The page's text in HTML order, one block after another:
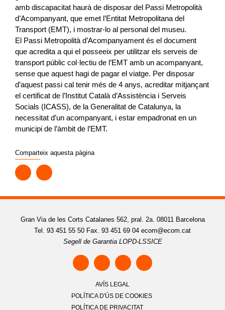
amb discapacitat haurà de disposar del Passi Metropolità
d’Acompanyant, que emet l’Entitat Metropolitana del
Transport (EMT), i mostrar-lo al personal del museu.
El Passi Metropolità d’Acompanyament és el document
que acredita a qui el posseeix per utilitzar els serveis de
transport públic col·lectiu de l’EMT amb un acompanyant,
sense que aquest hagi de pagar el viatge. Per disposar
d’aquest passi cal tenir més de 4 anys, acreditar mitjançant
el certificat de l’Institut Català d’Assistència i Serveis
Socials (ICASS), de la Generalitat de Catalunya, la
necessitat d’un acompanyant, i estar empadronat en un
municipi de l’àmbit de l’EMT.
Comparteix aquesta pàgina
Gran Via de les Corts Catalanes 562, pral. 2a. 08011 Barcelona
Tel. 93 451 55 50 Fax. 93 451 69 04 ecom@ecom.cat
Segell de Garantia LOPD-LSSICE
AVÍS LEGAL
POLÍTICA D'ÚS DE COOKIES
POLÍTICA DE PRIVACITAT